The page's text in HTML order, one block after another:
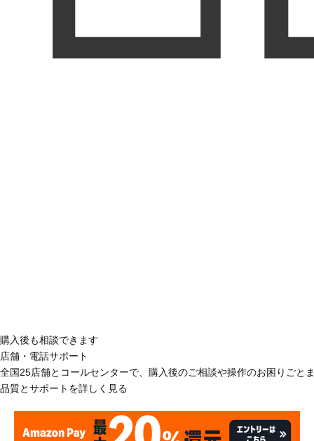
購入後も相談できます
店舗・電話サポート
全国25店舗とコールセンターで、購入後のご相談や操作のお困りごと
品質とサポートを詳しく見る